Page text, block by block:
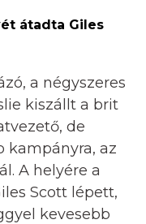
átadta Giles
a négyszeres
kiszállt a brit
de
kampányra, az
A helyére a
Scott lépett,
kevesebb